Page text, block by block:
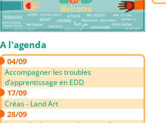
A l'agenda
04/09
Accompagner les troubles
d’apprentissage en EDD
17/09
Créas - Land Art
28/09